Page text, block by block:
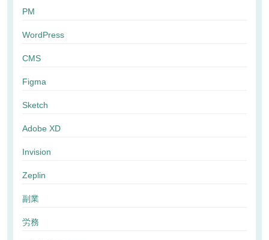
PM
WordPress
CMS
Figma
Sketch
Adobe XD
Invision
Zeplin
副業
労務